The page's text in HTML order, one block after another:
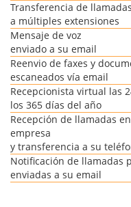
Transferencia de llamadas
a múltiples extensiones
Mensaje de voz
enviado a su email
Reenvio de faxes y
escaneados vía email
Recepcionista virtual las
los 365 días del año
Recepción de llamadas
empresa
y transferencia a su
Notificación de llamadas
enviadas a su email